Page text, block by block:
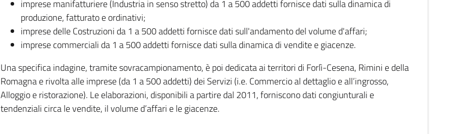
imprese manifatturiere (Industria in senso stretto) da 1 a 500 addetti fornisce dati sulla dinamica di
produzione, fatturato e ordinativi;
imprese delle Costruzioni da 1 a 500 addetti fornisce dati sull'andamento del volume d'affari;
imprese commerciali da 1 a 500 addetti fornisce dati sulla dinamica di vendite e giacenze.
Una specifica indagine, tramite sovracampionamento, è poi dedicata ai territori di Forlì-Cesena, Rimini e della
Romagna e rivolta alle imprese (da 1 a 500 addetti) dei Servizi (i.e. Commercio al dettaglio e all’ingrosso,
Alloggio e ristorazione). Le elaborazioni, disponibili a partire dal 2011, forniscono dati congiunturali e
tendenziali circa le vendite, il volume d’affari e le giacenze.